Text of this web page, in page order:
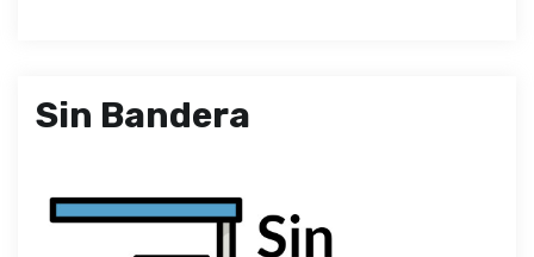
Sin Bandera